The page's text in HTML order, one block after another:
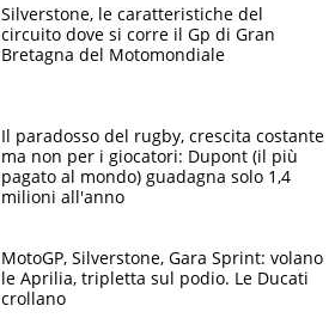
Silverstone, le caratteristiche del
circuito dove si corre il Gp di Gran
Bretagna del Motomondiale
Il paradosso del rugby, crescita costante
ma non per i giocatori: Dupont (il più
pagato al mondo) guadagna solo 1,4
milioni all'anno
MotoGP, Silverstone, Gara Sprint: volano
le Aprilia, tripletta sul podio. Le Ducati
crollano